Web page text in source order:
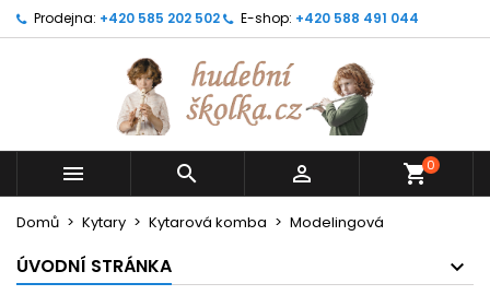
Prodejna: +420 585 202 502 E-shop: +420 588 491 044
   shopping_cart0
Domů Kytary Kytarová komba Modelingová
ÚVODNÍ STRÁNKA